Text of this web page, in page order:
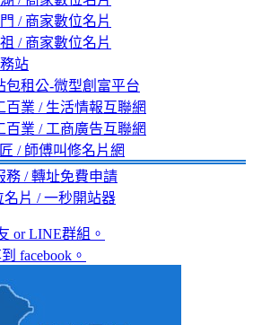
/ 商家數位名片
/ 商家數位名片
站
包租公-微型創富平台
百業 / 生活情報互聯網
百業 / 工商廣告互聯網
/ 師傅叫修名片網
務 / 轉址免費申請
名片 / 一秒開站器